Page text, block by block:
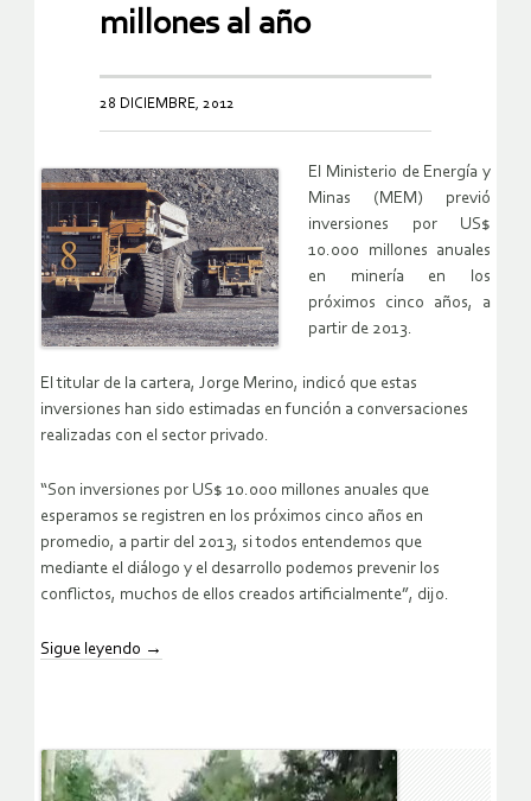
millones al año
28 DICIEMBRE, 2012
El Ministerio de Energía y
Minas (MEM) previó
inversiones por US$
10.000 millones anuales
en minería en los
próximos cinco años, a
partir de 2013.
El titular de la cartera, Jorge Merino, indicó que estas
inversiones han sido estimadas en función a conversaciones
realizadas con el sector privado.
“Son inversiones por US$ 10.000 millones anuales que
esperamos se registren en los próximos cinco años en
promedio, a partir del 2013, si todos entendemos que
mediante el diálogo y el desarrollo podemos prevenir los
conflictos, muchos de ellos creados artificialmente”, dijo.
Sigue leyendo →